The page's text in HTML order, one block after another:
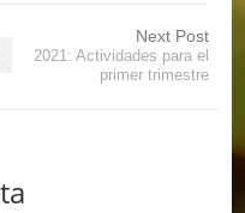
Next Post
2021: Actividades para el
primer trimestre